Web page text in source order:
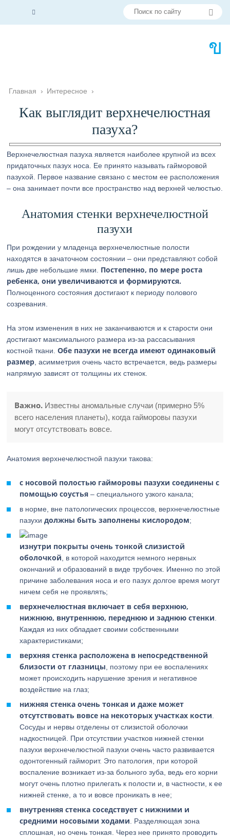
Главная › Интересное ›
Как выглядит верхнечелюстная
пазуха?
Верхнечелюстная пазуха является наиболее крупной из всех
придаточных пазух носа. Ее принято называть гайморовой
пазухой. Первое название связано с местом ее расположения
– она занимает почти все пространство над верхней челюстью.
Анатомия стенки верхнечелюстной
пазухи
При рождении у младенца верхнечелюстные полости
находятся в зачаточном состоянии – они представляют собой
лишь две небольшие ямки. Постепенно, по мере роста
ребенка, они увеличиваются и формируются.
Полноценного состояния достигают к периоду полового
созревания.
На этом изменения в них не заканчиваются и к старости они
достигают максимального размера из-за рассасывания
костной ткани.Обе пазухи не всегда имеют одинаковый
размер , асимметрия очень часто встречается, ведь размеры
напрямую зависят от толщины их стенок.
Важно. Известны аномальные случаи (примерно 5%
всего населения планеты), когда гайморовы пазухи
могут отсутствовать вовсе.
Анатомия верхнечелюстной пазухи такова:
с носовой полостью гайморовы пазухи соединены с
помощью соустья – специального узкого канала;
в норме, вне патологических процессов, верхнечелюстные
пазухидолжны быть заполнены кислородом;
изнутри покрыты очень тонкой слизистой
оболочкой , в которой находится немного нервных
окончаний и образований в виде трубочек. Именно по этой
причине заболевания носа и его пазух долгое время могут
ничем себя не проявлять;
верхнечелюстная включает в себя верхнюю,
нижнюю, внутреннюю, переднюю и заднюю стенки
Каждая из них обладает своими собственными
характеристиками;
верхняя стенка расположена в непосредственной
близости от глазницы , поэтому при ее воспалениях
может происходить нарушение зрения и негативное
воздействие на глаз;
нижняя стенка очень тонкая и даже может
отсутствовать вовсе на некоторых участках кости
Сосуды и нервы отделены от слизистой оболочки
надкостницей. При отсутствии участков нижней стенки
пазухи верхнечелюстной пазухи очень часто развивается
одонтогенный гайморит. Это патология, при которой
воспаление возникает из-за больного зуба, ведь его корни
могут очень плотно прилегать к полости и, в частности, к ее
нижней стенке, а то и вовсе проникать в нее;
внутренняя стенка соседствует с нижними и
средними носовыми ходами . Разделяющая зона
сплошная, но очень тонкая. Через нее принято проводить